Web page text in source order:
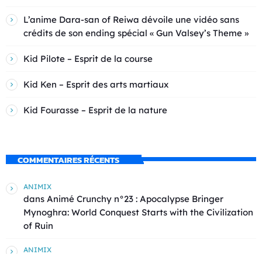
L’anime Dara-san of Reiwa dévoile une vidéo sans
crédits de son ending spécial « Gun Valsey’s Theme »
Kid Pilote – Esprit de la course
Kid Ken – Esprit des arts martiaux
Kid Fourasse – Esprit de la nature
COMMENTAIRES RÉCENTS
ANIMIX
dans Animé Crunchy n°23 : Apocalypse Bringer
Mynoghra: World Conquest Starts with the Civilization
of Ruin
ANIMIX